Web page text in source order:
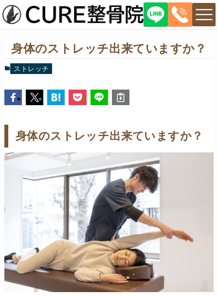
身体のストレッチ出来ていますか？
ストレッチ
身体のストレッチ出来ていますか？